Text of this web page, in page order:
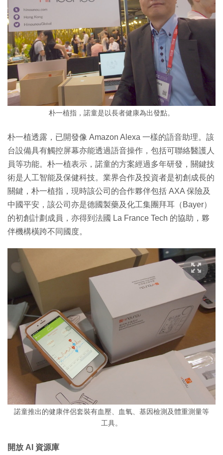
朴一植指，諾童是以長者健康為出發點。
朴一植透露，已開發像 Amazon Alexa 一樣的語音助理。該
台設備具有觸控屏幕亦能透過語音操作，包括可聯絡醫護人
員等功能。朴一植表示，諾童的方案經過多年研發，關鍵技
術是人工智能及保健科技。業界合作及投資者是初創成長的
關鍵，朴一植指，現時該公司的合作夥伴包括 AXA 保險及
中國平安，該公司亦是德國製藥及化工集團拜耳（Bayer）
的初創計劃成員，亦得到法國 La France Tech 的協助，夥
伴機構橫跨不同國度。
諾童推出的健康伴侶套裝有血壓、血氧、基因檢測及體重測量等
工具。
開放 AI 資源庫